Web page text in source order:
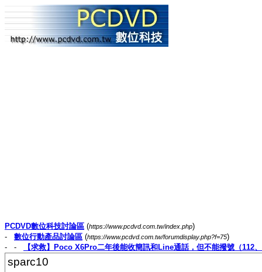
PCDVD數位科技討論區 (https://www.pcdvd.com.tw/index.php)
- 數位行動產品討論區 (https://www.pcdvd.com.tw/forumdisplay.php?f=75)
- -
【求救】Poco X6Pro二年後能收簡訊和Line通話，但不能撥號（112
sparc10